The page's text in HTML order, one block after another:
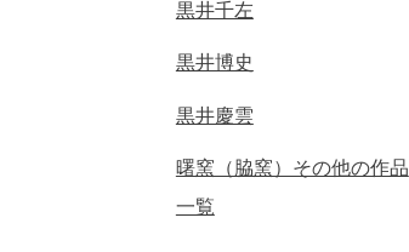
黒井千左
黒井博史
黒井慶雲
曙窯（脇窯）その他の作品
一覧